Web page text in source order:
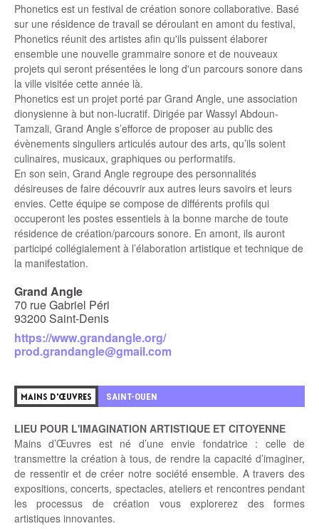
Phonetics est un festival de création sonore collaborative. Basé
sur une résidence de travail se déroulant en amont du festival,
Phonetics réunit des artistes afin qu'ils puissent élaborer
ensemble une nouvelle grammaire sonore et de nouveaux
projets qui seront présentées le long d'un parcours sonore dans
la ville visitée cette année là.
Phonetics est un projet porté par Grand Angle, une association
dionysienne à but non-lucratif. Dirigée par Wassyl Abdoun-
Tamzali, Grand Angle s’efforce de proposer au public des
évènements singuliers articulés autour des arts, qu’ils soient
culinaires, musicaux, graphiques ou performatifs.
En son sein, Grand Angle regroupe des personnalités
désireuses de faire découvrir aux autres leurs savoirs et leurs
envies. Cette équipe se compose de différents profils qui
occuperont les postes essentiels à la bonne marche de toute
résidence de création/parcours sonore. En amont, ils auront
participé collégialement à l’élaboration artistique et technique de
la manifestation.
Grand Angle
70 rue Gabriel Péri
93200 Saint-Denis
https://www.grandangle.org/
prod.grandangle@gmail.com
MAINS D'ŒUVRES SAINT-OUEN
LIEU POUR L'IMAGINATION ARTISTIQUE ET CITOYENNE
Mains d’Œuvres est né d’une envie fondatrice : celle de
transmettre la création à tous, de rendre la capacité d’imaginer,
de ressentir et de créer notre société ensemble. A travers des
expositions, concerts, spectacles, ateliers et rencontres pendant
les processus de création vous explorerez des formes
artistiques innovantes.